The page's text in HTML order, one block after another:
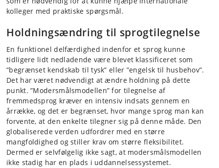
kolleger med praktiske spørgsmål.
Holdningsændring til sprogtilegnelse
En funktionel delfærdighed indenfor et sprog kunne
tidligere lidt nedladende være blevet klassificeret som
”begrænset kendskab til tysk” eller ”engelsk til husbehov”.
Det har været nødvendigt at ændre holdning på dette
punkt. ”Modersmålsmodellen” for tilegnelse af
fremmedsprog kræver en intensiv indsats gennem en
årrække, og det er begrænset, hvor mange sprog man kan
forvente, at den enkelte tilegner sig på denne måde. Den
globaliserede verden udfordrer med en større
mangfoldighed og stiller krav om større fleksibilitet.
Dermed er selvfølgelig ikke sagt, at modersmålsmodellen
ikke stadig har en plads i uddannelsessystemet.